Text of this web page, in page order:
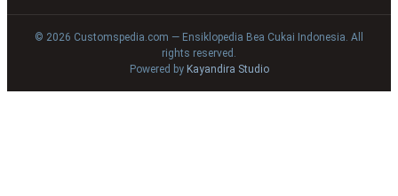
© 2026 Customspedia.com — Ensiklopedia Bea Cukai Indonesia. All
rights reserved.
Powered by Kayandira Studio